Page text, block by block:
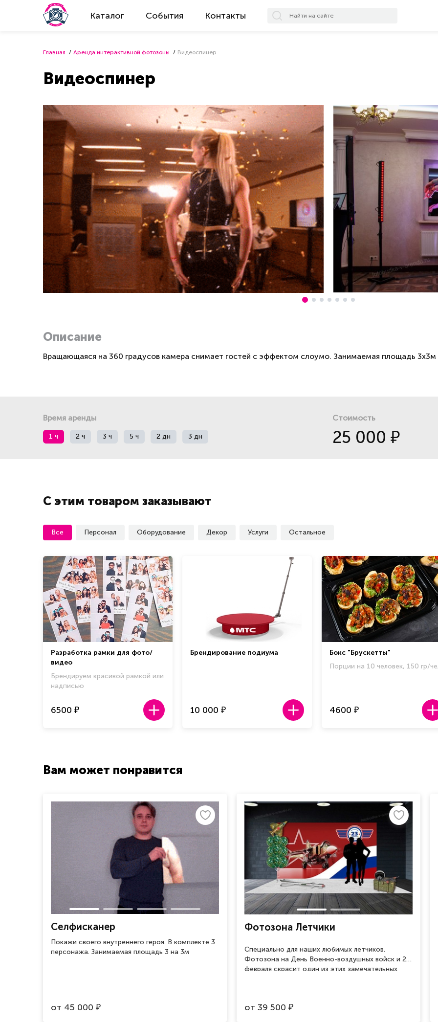
Каталог События Контакты
Главная Аренда интерактивной фотозоны Видеоспинер
Видеоспинер
Описание
Вращающаяся на 360 градусов камера снимает гостей с эффектом слоумо. Занимаемая площадь 3х3м
Время аренды
1 ч 2 ч 3 ч 5 ч 2 дн 3 дн
Стоимость
25 000 ₽
С этим товаром заказывают
Все Персонал Оборудование Декор Услуги Остальное
Разработка рамки для фото/
видео
Брендируем красивой рамкой или
надписью
6500 ₽
Брендирование подиума
10 000 ₽
Бокс "Брускетты"
Порции на 10 человек, 150 гр/
4600 ₽
Вам может понравится
Селфисканер
Покажи своего внутреннего героя. В комплекте 3
персонажа. Занимаемая площадь 3 на 3м
от 45 000 ₽
Фотозона Летчики
Специально для наших любимых летчиков.
Фотозона на День Военно-воздушных войск и 23
февраля скрасит один из этих замечательных
от 39 500 ₽